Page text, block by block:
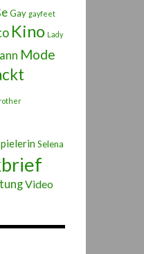
Gay gayfeet
Kino Lady
Mode
Selena
Video